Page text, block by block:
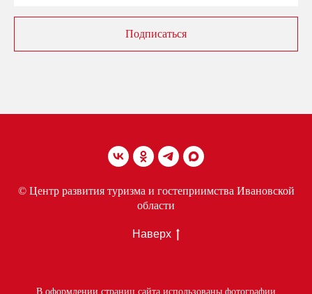
Подписаться
© Центр развития туризма и гостеприимства Ивановской
области
Наверх
В оформлении страниц сайта использованы фотографии